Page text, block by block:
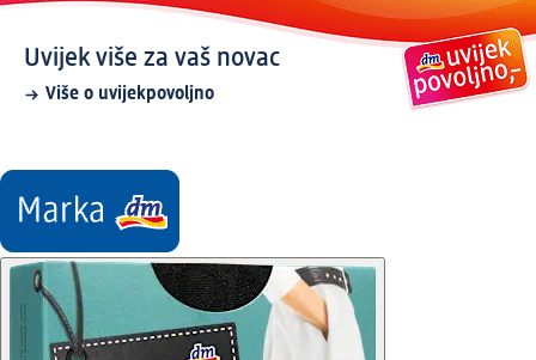
Uvijek više za vaš novac
Više o uvijekpovoljno